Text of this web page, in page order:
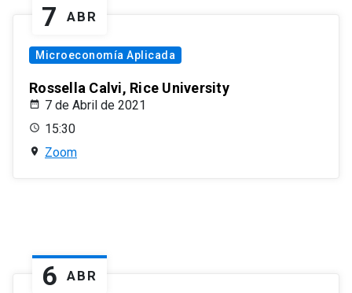
7 ABR
Microeconomía Aplicada
Rossella Calvi, Rice University
7 de Abril de 2021
15:30
Zoom
6 ABR